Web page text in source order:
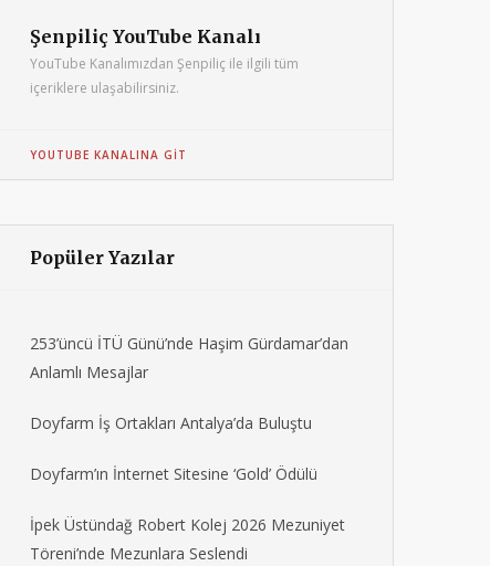
Şenpiliç YouTube Kanalı
YouTube Kanalımızdan Şenpiliç ile ilgili tüm
içeriklere ulaşabilirsiniz.
YOUTUBE KANALINA GIT
Popüler Yazılar
253’üncü İTÜ Günü’nde Haşim Gürdamar’dan
Anlamlı Mesajlar
Doyfarm İş Ortakları Antalya’da Buluştu
Doyfarm’ın İnternet Sitesine ‘Gold’ Ödülü
İpek Üstündağ Robert Kolej 2026 Mezuniyet
Töreni’nde Mezunlara Seslendi